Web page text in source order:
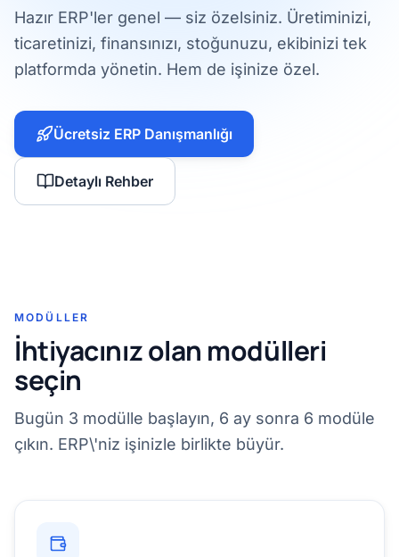
Hazır ERP'ler genel — siz özelsiniz. Üretiminizi,
ticaretinizi, finansınızı, stoğunuzu, ekibinizi tek
platformda yönetin. Hem de işinize özel.
Ücretsiz ERP Danışmanlığı
Detaylı Rehber
MODÜLLER
İhtiyacınız olan modülleri
seçin
Bugün 3 modülle başlayın, 6 ay sonra 6 modüle
çıkın. ERP\'niz işinizle birlikte büyür.